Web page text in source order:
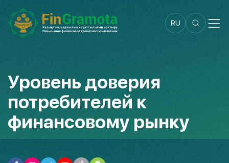
RU
Уровень доверия
потребителей к
финансовому рынку